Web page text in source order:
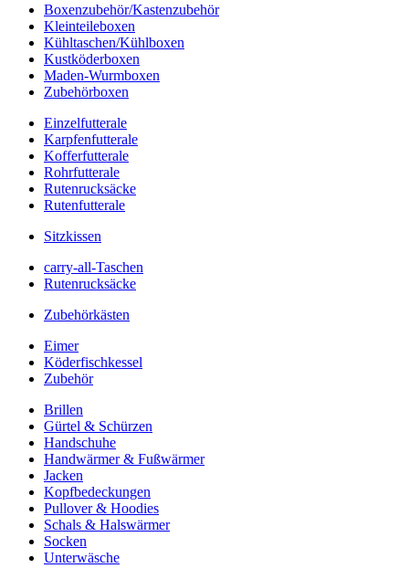
Boxenzubehör/Kastenzubehör
Kleinteileboxen
Kühltaschen/Kühlboxen
Kustköderboxen
Maden-Wurmboxen
Zubehörboxen
Einzelfutterale
Karpfenfutterale
Kofferfutterale
Rohrfutterale
Rutenrucksäcke
Rutenfutterale
Sitzkissen
carry-all-Taschen
Rutenrucksäcke
Zubehörkästen
Eimer
Köderfischkessel
Zubehör
Brillen
Gürtel & Schürzen
Handschuhe
Handwärmer & Fußwärmer
Jacken
Kopfbedeckungen
Pullover & Hoodies
Schals & Halswärmer
Socken
Unterwäsche